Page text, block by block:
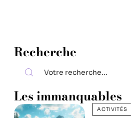
Recherche
Les immanquables
ACTIVITÉS